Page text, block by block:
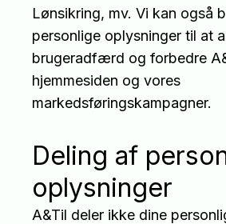
Lønsikring, mv. Vi kan også
personlige oplysninger til at
brugeradfærd og forbedre
hjemmesiden og vores
markedsføringskampagner.
Deling af
oplysninger
A&Til deler ikke dine